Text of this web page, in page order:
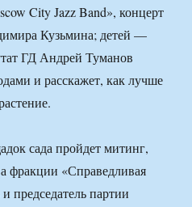
City Jazz Band», концерт
Кузьмина; детей —
ГД Андрей Туманов
и расскажет, как лучше
сада пройдет митинг,
фракции «Справедливая
председатель партии